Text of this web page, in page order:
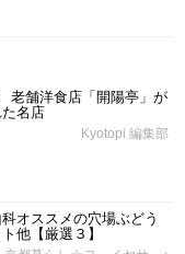
老舗洋食店「開陽亭」が
名店
Kyotopi 編集部
オススメの穴場ぶどう
他【厳選３】